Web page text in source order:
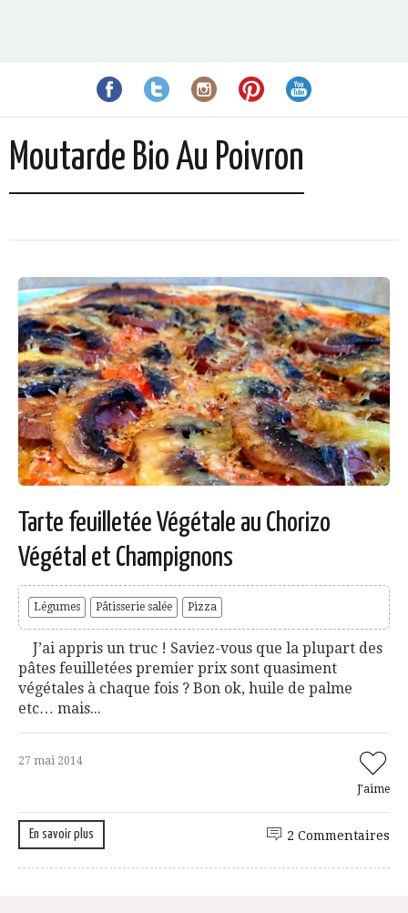
Moutarde Bio Au Poivron
Tarte feuilletée Végétale au Chorizo
Végétal et Champignons
Légumes Pâtisserie salée Pizza
J’ai appris un truc ! Saviez-vous que la plupart des
pâtes feuilletées premier prix sont quasiment
végétales à chaque fois ? Bon ok, huile de palme
etc… mais...
27 mai 2014
J'aime
En savoir plus 2 Commentaires